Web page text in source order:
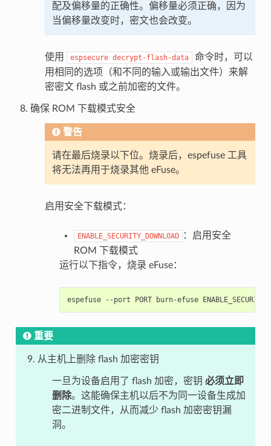
配及偏移量的正确性。偏移量必须正确，因为
当偏移量改变时，密文也会改变。
使用 espsecure decrypt-flash-data
命令时，可以
用相同的选项（和不同的输入或输出文件）来解
密密文 flash 或之前加密的文件。
确保 ROM 下载模式安全
警告
请在最后烧录以下位。烧录后，espefuse 工具
将无法再用于烧录其他 eFuse。
启用安全下载模式：
ENABLE_SECURITY_DOWNLOAD
：启用安全
ROM 下载模式
运行以下指令，烧录 eFuse：
espefuse --port PORT burn-efuse
重要
从主机上删除 flash 加密密钥
一旦为设备启用了 flash 加密，密钥 必须立即
删除。这能确保主机以后不为同一设备生成加
密二进制文件，从而减少 flash 加密密钥漏
洞。